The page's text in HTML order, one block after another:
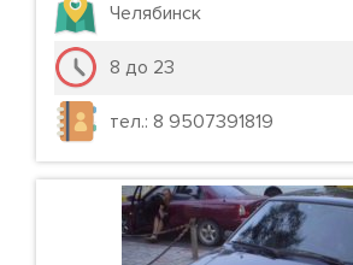
Челябинск
8 до 23
тел.: 8 9507391819